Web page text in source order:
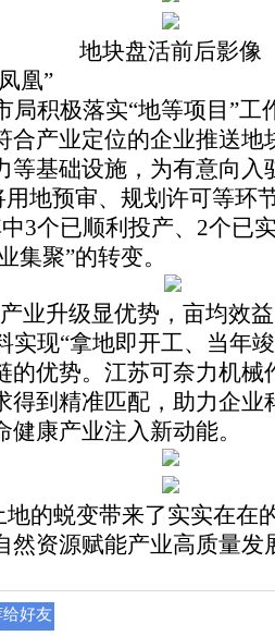
地块盘活前后影像
凰”
局积极落实“地等项目”
产业定位的企业推送
基础设施，为有意向
用地预审、规划许可等
3个已顺利投产、2个已
集聚”的转变。
产业升级显优势，亩均效
现“拿地即开工、当年
优势。江苏可奈力机
到精准匹配，助力企业
康产业注入新动能。
地的蜕变带来了实实在
资源赋能产业高质量
好友